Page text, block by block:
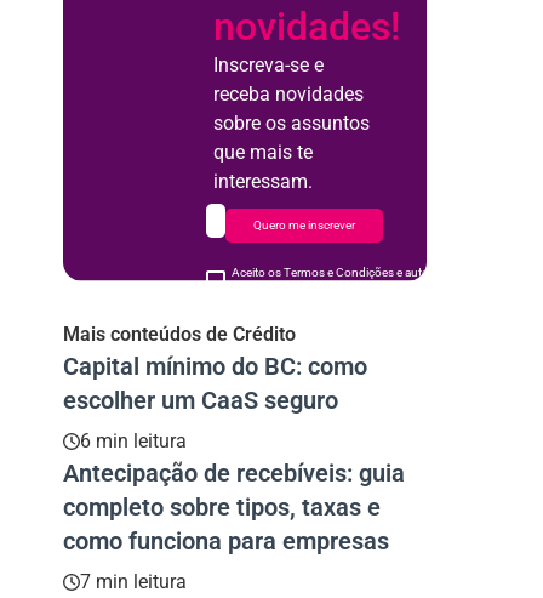
novidades!
Inscreva-se e
receba novidades
sobre os assuntos
que mais te
interessam.
Aceito os Termos e Condições e autorizo o uso de meus
Quero me inscrever
Mais conteúdos de Crédito
Capital mínimo do BC: como
escolher um CaaS seguro
6 min leitura
Antecipação de recebíveis: guia
completo sobre tipos, taxas e
como funciona para empresas
7 min leitura